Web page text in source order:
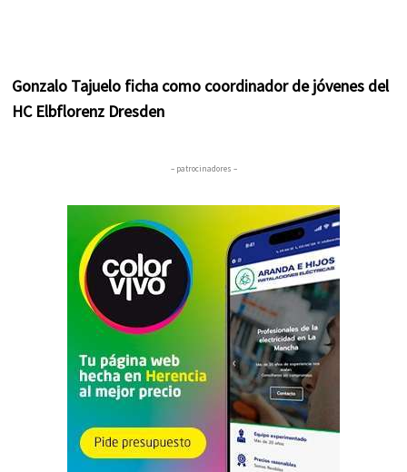
Gonzalo Tajuelo ficha como coordinador de jóvenes del
HC Elbflorenz Dresden
– patrocinadores –